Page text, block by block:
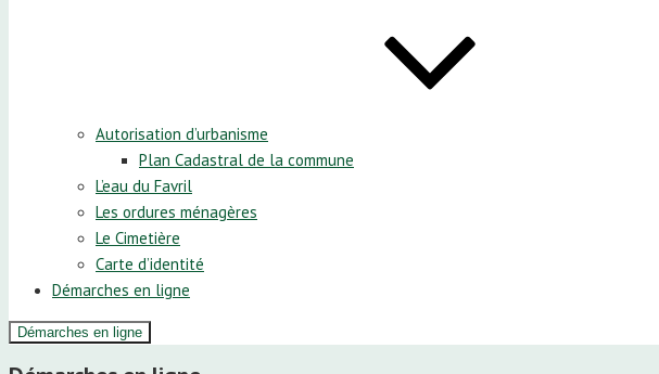
Autorisation d’urbanisme
Plan Cadastral de la commune
L’eau du Favril
Les ordures ménagères
Le Cimetière
Carte d’identité
Démarches en ligne
Démarches en ligne